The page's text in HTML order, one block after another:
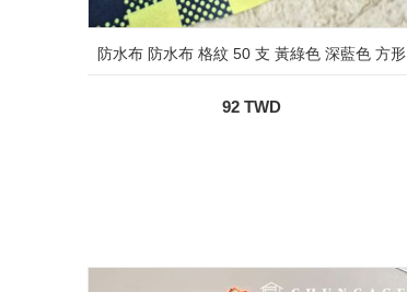
防水布 防水布 格紋 50 支 黃綠色 深藍色 方形
92 TWD